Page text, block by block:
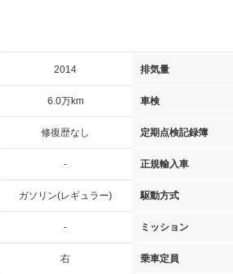
2014 排気量
6.0万km 車検
修復歴なし 定期点検記録簿
- 正規輸入車
ガソリン(レギュラー) 駆動方式
- ミッション
右 乗車定員